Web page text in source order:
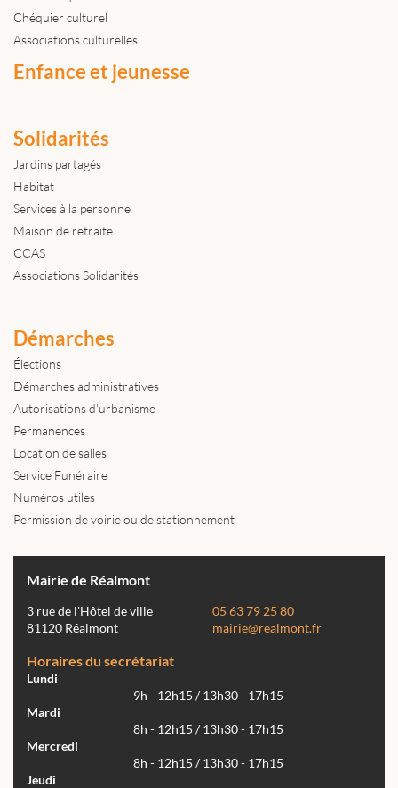
Chéquier culturel
Associations culturelles
Enfance et jeunesse
Solidarités
Jardins partagés
Habitat
Services à la personne
Maison de retraite
CCAS
Associations Solidarités
Démarches
Élections
Démarches administratives
Autorisations d'urbanisme
Permanences
Location de salles
Service Funéraire
Numéros utiles
Permission de voirie ou de stationnement
Mairie de Réalmont
3 rue de l'Hôtel de ville
81120 Réalmont
05 63 79 25 80
mairie@realmont.fr
Horaires du secrétariat
Lundi
9h - 12h15 / 13h30 - 17h15
Mardi
8h - 12h15 / 13h30 - 17h15
Mercredi
8h - 12h15 / 13h30 - 17h15
Jeudi